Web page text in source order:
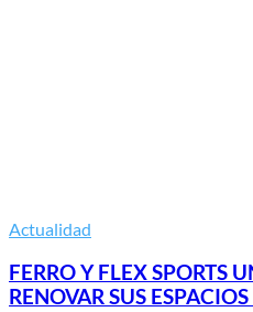
Actualidad
FERRO Y FLEX SPORTS
RENOVAR SUS